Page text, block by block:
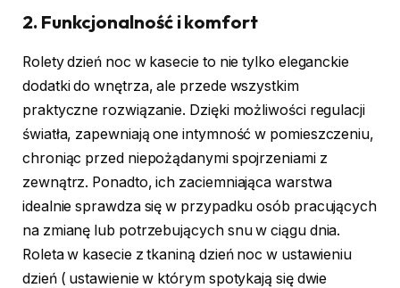
2. Funkcjonalność i komfort
Rolety dzień noc w kasecie to nie tylko eleganckie
dodatki do wnętrza, ale przede wszystkim
praktyczne rozwiązanie. Dzięki możliwości regulacji
światła, zapewniają one intymność w pomieszczeniu,
chroniąc przed niepożądanymi spojrzeniami z
zewnątrz. Ponadto, ich zaciemniająca warstwa
idealnie sprawdza się w przypadku osób pracujących
na zmianę lub potrzebujących snu w ciągu dnia.
Roleta w kasecie z tkaniną dzień noc w ustawieniu
dzień ( ustawienie w którym spotykają się dwie